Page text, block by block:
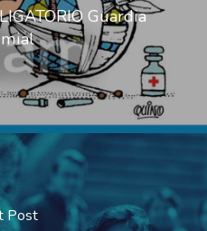
Guardia
Post